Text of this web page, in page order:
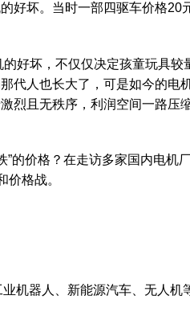
坏。当时一部四驱车价格20
坏，不仅仅决定孩童玩具较
代人也长大了，可是如今的电
烈且无秩序，利润空间一路压
价格？在走访多家国内电机
价格战。
器人、新能源汽车、无人机